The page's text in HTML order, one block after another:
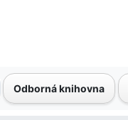
Odborná knihovna